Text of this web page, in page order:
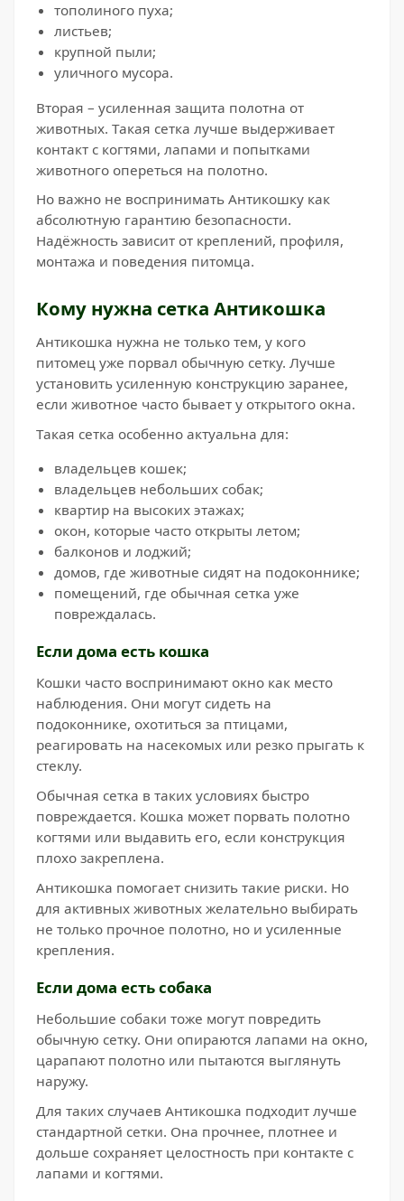
тополиного пуха;
листьев;
крупной пыли;
уличного мусора.
Вторая – усиленная защита полотна от
животных. Такая сетка лучше выдерживает
контакт с когтями, лапами и попытками
животного опереться на полотно.
Но важно не воспринимать Антикошку как
абсолютную гарантию безопасности.
Надёжность зависит от креплений, профиля,
монтажа и поведения питомца.
Кому нужна сетка Антикошка
Антикошка нужна не только тем, у кого
питомец уже порвал обычную сетку. Лучше
установить усиленную конструкцию заранее,
если животное часто бывает у открытого окна.
Такая сетка особенно актуальна для:
владельцев кошек;
владельцев небольших собак;
квартир на высоких этажах;
окон, которые часто открыты летом;
балконов и лоджий;
домов, где животные сидят на подоконнике;
помещений, где обычная сетка уже
повреждалась.
Если дома есть кошка
Кошки часто воспринимают окно как место
наблюдения. Они могут сидеть на
подоконнике, охотиться за птицами,
реагировать на насекомых или резко прыгать к
стеклу.
Обычная сетка в таких условиях быстро
повреждается. Кошка может порвать полотно
когтями или выдавить его, если конструкция
плохо закреплена.
Антикошка помогает снизить такие риски. Но
для активных животных желательно выбирать
не только прочное полотно, но и усиленные
крепления.
Если дома есть собака
Небольшие собаки тоже могут повредить
обычную сетку. Они опираются лапами на окно,
царапают полотно или пытаются выглянуть
наружу.
Для таких случаев Антикошка подходит лучше
стандартной сетки. Она прочнее, плотнее и
дольше сохраняет целостность при контакте с
лапами и когтями.